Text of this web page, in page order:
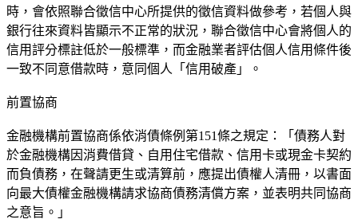
時，會依照聯合徵信中心所提供的徵信資料做參考，若個人與
銀行往來資料皆顯示不正常的狀況，聯合徵信中心會將個人的
信用評分標註低於一般標準，而金融業者評估個人信用條件後
一致不同意借款時，意同個人「信用破產」。
前置協商
金融機構前置協商係依消債條例第151條之規定：「債務人對
於金融機構因消費借貸、自用住宅借款、信用卡或現金卡契約
而負債務，在聲請更生或清算前，應提出債權人清冊，以書面
向最大債權金融機構請求協商債務清償方案，並表明共同協商
之意旨。」